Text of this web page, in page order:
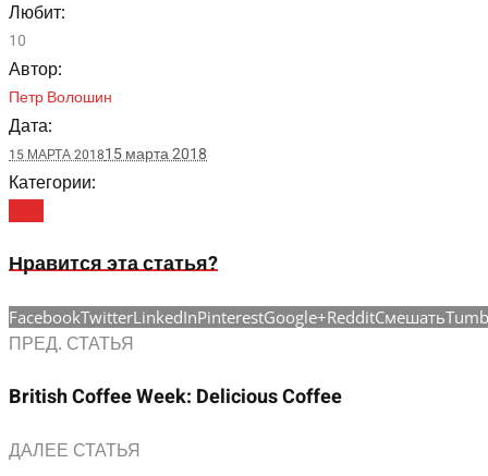
Любит:
10
Автор:
Петр Волошин
Дата:
15 МАРТА 201815 марта 2018
Категории:
Нравится эта статья?
FacebookTwitterLinkedInPinterestGoogle+RedditСмешать
ПРЕД. СТАТЬЯ
British Coffee Week: Delicious Coffee
ДАЛЕЕ СТАТЬЯ